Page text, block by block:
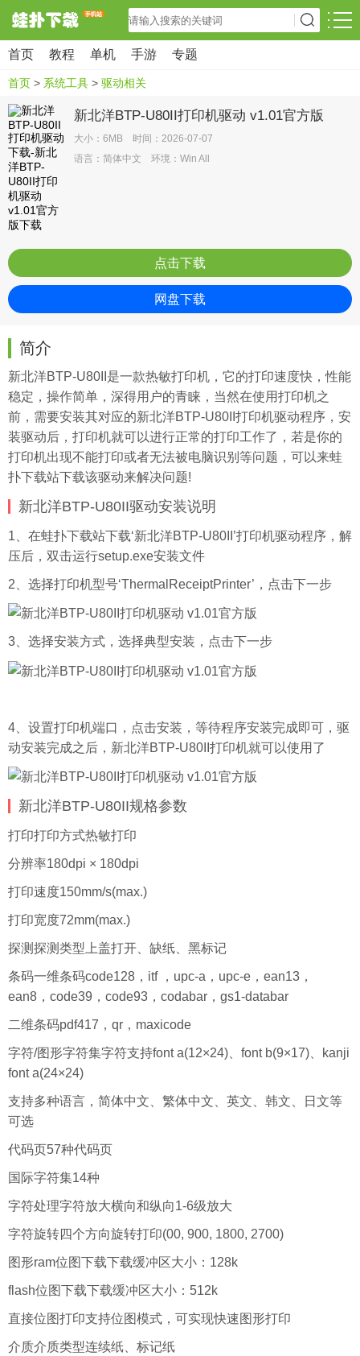
首页 教程 单机 手游 专题
首页 > 系统工具 > 驱动相关
新北洋BTP-U80II打印机驱动 v1.01官方版
大小：6MB 时间：2026-07-07
语言：简体中文 环境：Win All
点击下载
网盘下载
简介
新北洋BTP-U80II是一款热敏打印机，它的打印速度快，性能
稳定，操作简单，深得用户的青睐，当然在使用打印机之
前，需要安装其对应的新北洋BTP-U80II打印机驱动程序，安
装驱动后，打印机就可以进行正常的打印工作了，若是你的
打印机出现不能打印或者无法被电脑识别等问题，可以来蛙
扑下载站下载该驱动来解决问题!
新北洋BTP-U80II驱动安装说明
1、在蛙扑下载站下载‘新北洋BTP-U80II’打印机驱动程序，解
压后，双击运行setup.exe安装文件
2、选择打印机型号‘ThermalReceiptPrinter’，点击下一步
3、选择安装方式，选择典型安装，点击下一步
4、设置打印机端口，点击安装，等待程序安装完成即可，驱
动安装完成之后，新北洋BTP-U80II打印机就可以使用了
新北洋BTP-U80II规格参数
打印打印方式热敏打印
分辨率180dpi × 180dpi
打印速度150mm/s(max.)
打印宽度72mm(max.)
探测探测类型上盖打开、缺纸、黑标记
条码一维条码code128，itf ，upc-a，upc-e，ean13，
ean8，code39，code93，codabar，gs1-databar
二维条码pdf417，qr，maxicode
字符/图形字符集字符支持font a(12×24)、font b(9×17)、kanji
font a(24×24)
支持多种语言，简体中文、繁体中文、英文、韩文、日文等
可选
代码页57种代码页
国际字符集14种
字符处理字符放大横向和纵向1-6级放大
字符旋转四个方向旋转打印(00, 900, 1800, 2700)
图形ram位图下载下载缓冲区大小：128k
flash位图下载下载缓冲区大小：512k
直接位图打印支持位图模式，可实现快速图形打印
介质介质类型连续纸、标记纸